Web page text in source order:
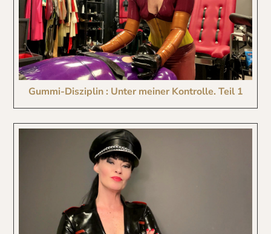
Gummi-Disziplin : Unter meiner Kontrolle. Teil 1